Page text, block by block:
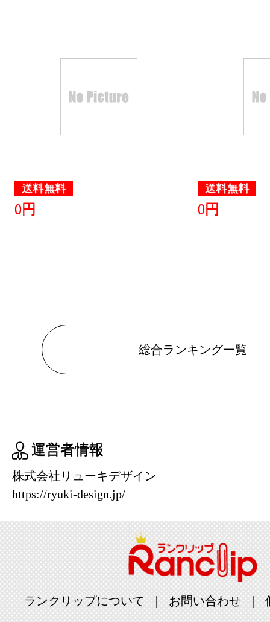
送料無料
0円
送料無料
0円
総合ランキング一覧
運営者情報
株式会社リューキデザイン
https://ryuki-design.jp/
ランクリップについて お問い合わせ